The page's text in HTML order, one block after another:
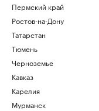
Пермский край
Ростов-на-Дону
Татарстан
Тюмень
Черноземье
Кавказ
Карелия
Мурманск